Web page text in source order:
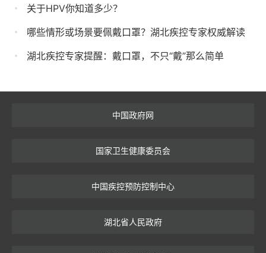
关于HPV你知道多少？
哪些情形或场景要佩戴口罩？湖北疾控专家权威解读
湖北疾控专家提醒：戴口罩，不只“戴”那么简单
中国政府网
国家卫生健康委员会
中国疾控预防控制中心
湖北省人民政府